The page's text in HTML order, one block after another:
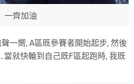
一齊加油
聲一嚮, A區既參賽者開始起步,然後
當就快輪到自己既F區起跑時,我既